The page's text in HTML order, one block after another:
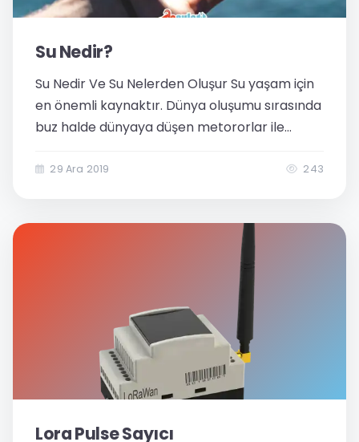
Su Nedir?
Su Nedir Ve Su Nelerden Oluşur Su yaşam için
en önemli kaynaktır. Dünya oluşumu sırasında
buz halde dünyaya düşen metororlar ile
olmayan bir yapıdadır. Doğada farklı hallerde
29 Ara 2019 243
Lora Pulse Sayıcı